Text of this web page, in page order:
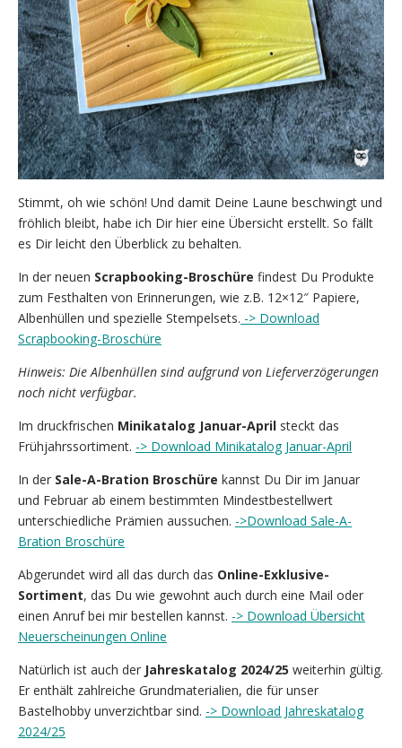
Stimmt, oh wie schön! Und damit Deine Laune beschwingt und
fröhlich bleibt, habe ich Dir hier eine Übersicht erstellt. So fällt
es Dir leicht den Überblick zu behalten.
In der neuen Scrapbooking-Broschüre findest Du Produkte
zum Festhalten von Erinnerungen, wie z.B. 12×12″ Papiere,
Albenhüllen und spezielle Stempelsets. -> Download
Scrapbooking-Broschüre
Hinweis: Die Albenhüllen sind aufgrund von Lieferverzögerungen
noch nicht verfügbar.
Im druckfrischen Minikatalog Januar-April steckt das
Frühjahrssortiment. -> Download Minikatalog Januar-April
In der Sale-A-Bration Broschüre kannst Du Dir im Januar
und Februar ab einem bestimmten Mindestbestellwert
unterschiedliche Prämien aussuchen. ->Download Sale-A-
Bration Broschüre
Abgerundet wird all das durch das Online-Exklusive-
Sortiment, das Du wie gewohnt auch durch eine Mail oder
einen Anruf bei mir bestellen kannst. -> Download Übersicht
Neuerscheinungen Online
Natürlich ist auch der Jahreskatalog 2024/25 weiterhin gültig.
Er enthält zahlreiche Grundmaterialien, die für unser
Bastelhobby unverzichtbar sind. -> Download Jahreskatalog
2024/25